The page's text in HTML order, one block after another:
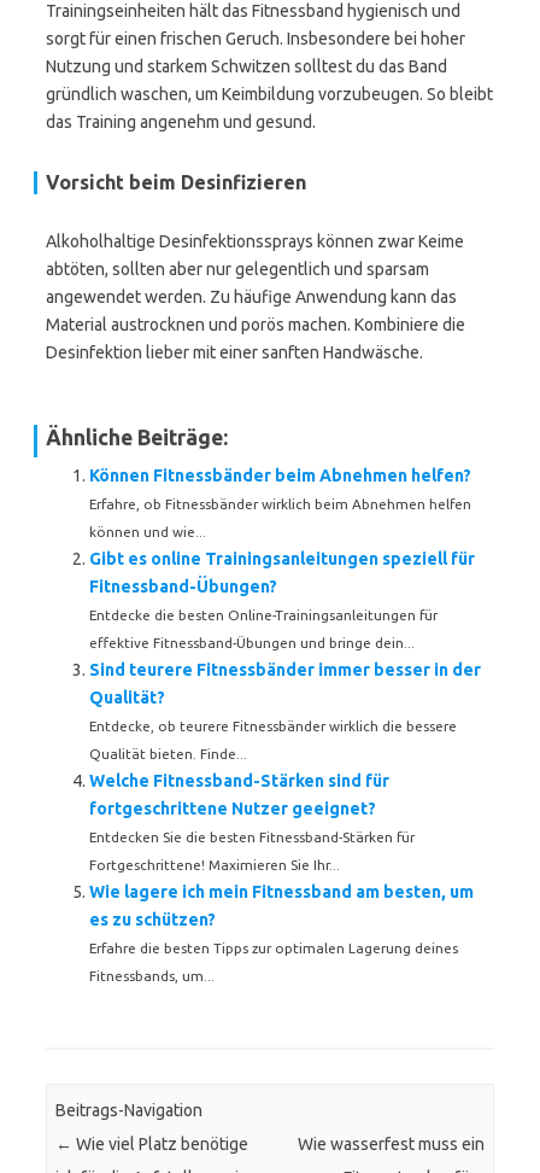
Trainingseinheiten hält das Fitnessband hygienisch und
sorgt für einen frischen Geruch. Insbesondere bei hoher
Nutzung und starkem Schwitzen solltest du das Band
gründlich waschen, um Keimbildung vorzubeugen. So bleibt
das Training angenehm und gesund.
Vorsicht beim Desinfizieren
Alkoholhaltige Desinfektionssprays können zwar Keime
abtöten, sollten aber nur gelegentlich und sparsam
angewendet werden. Zu häufige Anwendung kann das
Material austrocknen und porös machen. Kombiniere die
Desinfektion lieber mit einer sanften Handwäsche.
Ähnliche Beiträge:
Können Fitnessbänder beim Abnehmen helfen?
Erfahre, ob Fitnessbänder wirklich beim Abnehmen helfen
können und wie...
Gibt es online Trainingsanleitungen speziell für
Fitnessband-Übungen?
Entdecke die besten Online-Trainingsanleitungen für
effektive Fitnessband-Übungen und bringe dein...
Sind teurere Fitnessbänder immer besser in der
Qualität?
Entdecke, ob teurere Fitnessbänder wirklich die bessere
Qualität bieten. Finde...
Welche Fitnessband-Stärken sind für
fortgeschrittene Nutzer geeignet?
Entdecken Sie die besten Fitnessband-Stärken für
Fortgeschrittene! Maximieren Sie Ihr...
Wie lagere ich mein Fitnessband am besten, um
es zu schützen?
Erfahre die besten Tipps zur optimalen Lagerung deines
Fitnessbands, um...
Beitrags-Navigation
← Wie viel Platz benötige
Wie wasserfest muss ein